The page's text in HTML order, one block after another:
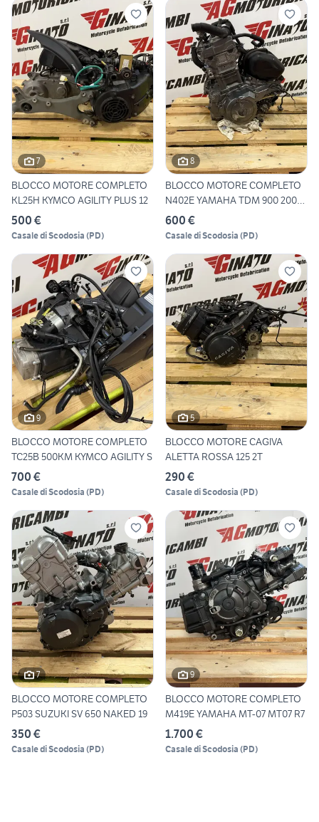
7
BLOCCO MOTORE COMPLETO
KL25H KYMCO AGILITY PLUS 12
500 €
Casale di Scodosia (PD)
8
BLOCCO MOTORE COMPLETO
N402E YAMAHA TDM 900 2002-
2
600 €
Casale di Scodosia (PD)
9
BLOCCO MOTORE COMPLETO
TC25B 500KM KYMCO AGILITY S
700 €
Casale di Scodosia (PD)
5
BLOCCO MOTORE CAGIVA
ALETTA ROSSA 125 2T
290 €
Casale di Scodosia (PD)
7
BLOCCO MOTORE COMPLETO
P503 SUZUKI SV 650 NAKED 19
350 €
Casale di Scodosia (PD)
9
BLOCCO MOTORE COMPLETO
M419E YAMAHA MT-07 MT07 R7
1.700 €
Casale di Scodosia (PD)